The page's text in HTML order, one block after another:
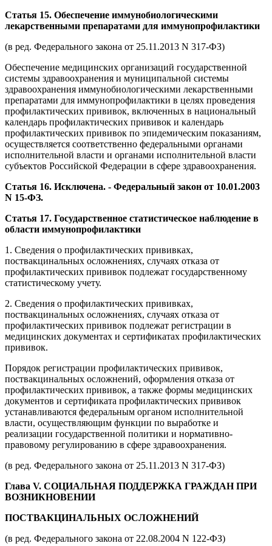
Статья 15. Обеспечение иммунобиологическими
лекарственными препаратами для иммунопрофилактики
(в ред. Федерального закона от 25.11.2013 N 317-ФЗ)
Обеспечение медицинских организаций государственной
системы здравоохранения и муниципальной системы
здравоохранения иммунобиологическими лекарственными
препаратами для иммунопрофилактики в целях проведения
профилактических прививок, включенных в национальный
календарь профилактических прививок и календарь
профилактических прививок по эпидемическим показаниям,
осуществляется соответственно федеральными органами
исполнительной власти и органами исполнительной власти
субъектов Российской Федерации в сфере здравоохранения.
Статья 16. Исключена. - Федеральный закон от 10.01.2003
N 15-ФЗ.
Статья 17. Государственное статистическое наблюдение в
области иммунопрофилактики
1. Сведения о профилактических прививках,
поствакцинальных осложнениях, случаях отказа от
профилактических прививок подлежат государственному
статистическому учету.
2. Сведения о профилактических прививках,
поствакцинальных осложнениях, случаях отказа от
профилактических прививок подлежат регистрации в
медицинских документах и сертификатах профилактических
прививок.
Порядок регистрации профилактических прививок,
поствакцинальных осложнений, оформления отказа от
профилактических прививок, а также формы медицинских
документов и сертификата профилактических прививок
устанавливаются федеральным органом исполнительной
власти, осуществляющим функции по выработке и
реализации государственной политики и нормативно-
правовому регулированию в сфере здравоохранения.
(в ред. Федерального закона от 25.11.2013 N 317-ФЗ)
Глава V. СОЦИАЛЬНАЯ ПОДДЕРЖКА ГРАЖДАН ПРИ
ВОЗНИКНОВЕНИИ
ПОСТВАКЦИНАЛЬНЫХ ОСЛОЖНЕНИЙ
(в ред. Федерального закона от 22.08.2004 N 122-ФЗ)